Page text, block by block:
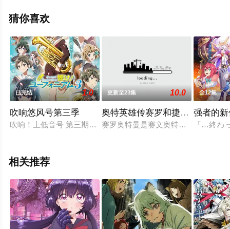
上星辰影视，更多相关信息可移步至豆瓣动漫、电视猫或
猜你喜欢
已完结 1.0
吹响悠风号第三季
吹响！上低音号 第三期制作决定
更新至23集 10.0
奥特英雄传赛罗和捷德普通话
赛罗奥特曼是赛文奥特曼的儿子，自
全12集
强者的
「…終わ
相关推荐